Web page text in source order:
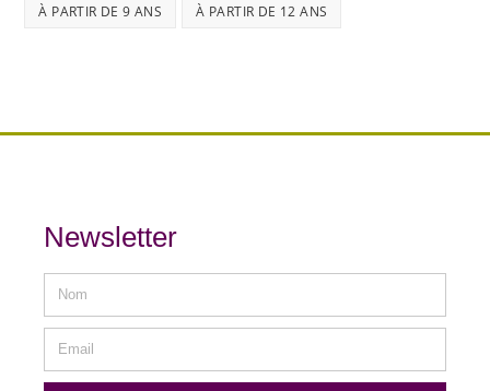
À PARTIR DE 9 ANS À PARTIR DE 12 ANS
Newsletter